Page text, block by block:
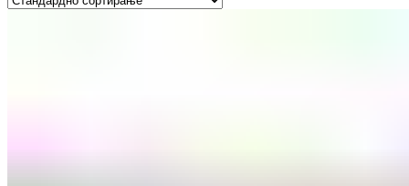
ТУШ ЗА ОЧИ